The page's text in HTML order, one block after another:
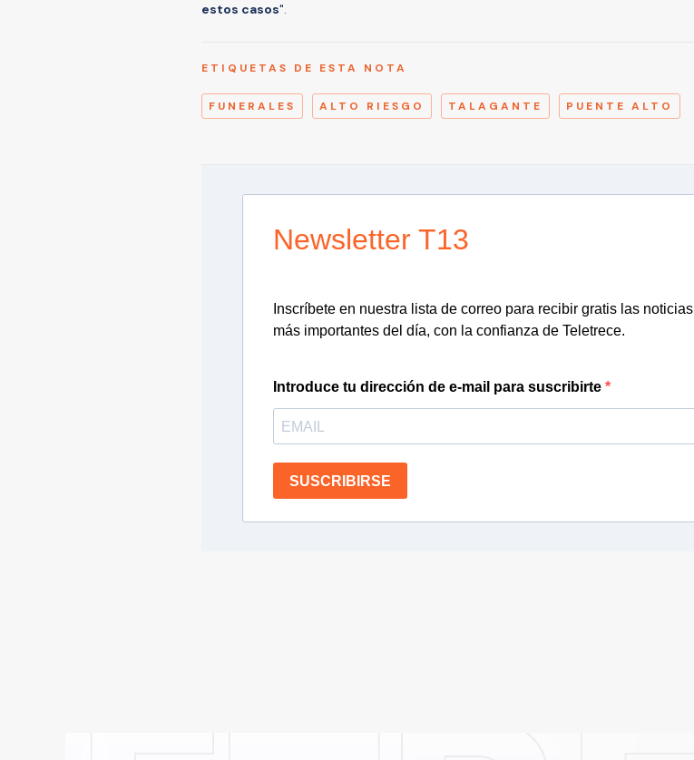
estos casos".
ETIQUETAS DE ESTA NOTA
FUNERALES ALTO RIESGO TALAGANTE PUENTE ALTO
Newsletter T13
Inscríbete en nuestra lista de correo para recibir gratis las noticias
más importantes del día, con la confianza de Teletrece.
Introduce tu dirección de e-mail para suscribirte
SUSCRIBIRSE